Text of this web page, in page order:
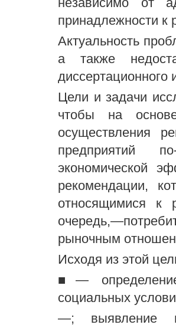
принадлежности к
Актуальность
а также
диссертационного
Цели и задачи
чтобы на
осуществления
предприятий
экономической
рекомендации,
относящимися к
рыночным
Исходя из этой
■—
социальных
—; выявление и